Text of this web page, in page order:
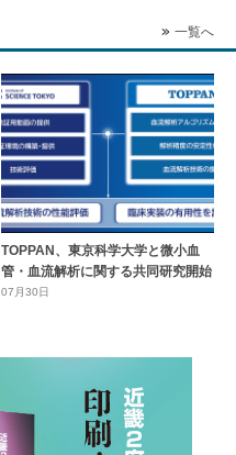
一覧へ
TOPPAN、東京科学大学と微小血
管・血流解析に関する共同研究開始
07月30日